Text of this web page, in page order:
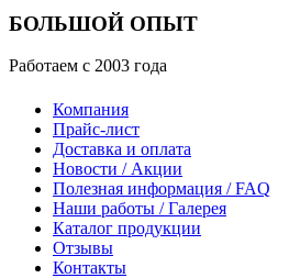
БОЛЬШОЙ ОПЫТ
Работаем с 2003 года
Компания
Прайс-лист
Доставка и оплата
Новости / Акции
Полезная информация / FAQ
Наши работы / Галерея
Каталог продукции
Отзывы
Контакты